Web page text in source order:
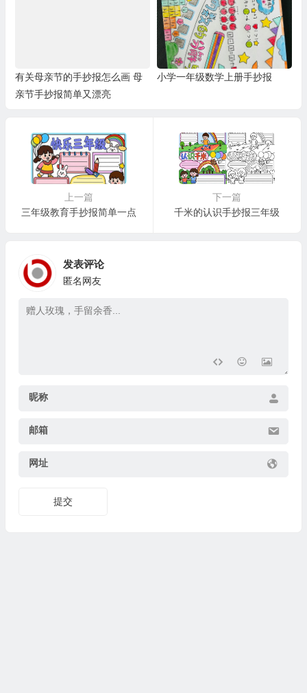
有关母亲节的手抄报怎么画 母
亲节手抄报简单又漂亮
小学一年级数学上册手抄报
上一篇
三年级教育手抄报简单一点
下一篇
千米的认识手抄报三年级
发表评论
匿名网友
昵称
邮箱
网址
提交